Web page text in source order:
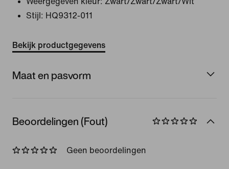
Stijl: HQ9312-011
Bekijk productgegevens
Maat en pasvorm
Beoordelingen (Fout)
Geen beoordelingen